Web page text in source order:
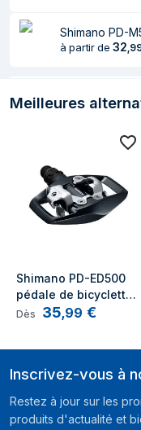
Shimano PD-
à partir de 32
Meilleures
Shimano PD-ED500
pédale de bicyclette
Aluminium, Noir 2
Dès 35,99 €
Inscrivez-vous à
Restez à jour sur les
produits d'actualité et